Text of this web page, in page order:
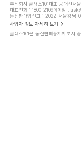
주식회사 클래스101대표 공대선서
대표전화 : 1800-2109이메일 :
통신판매업신고 : 2022-서울강남-
사업자 정보 자세히 보기
클래스101은 통신판매중개자로서